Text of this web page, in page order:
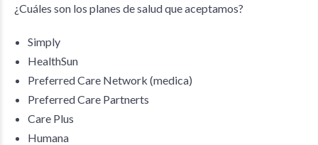
¿Cuáles son los planes de salud que aceptamos?
Simply
HealthSun
Preferred Care Network (medica)
Preferred Care Partnerts
Care Plus
Humana